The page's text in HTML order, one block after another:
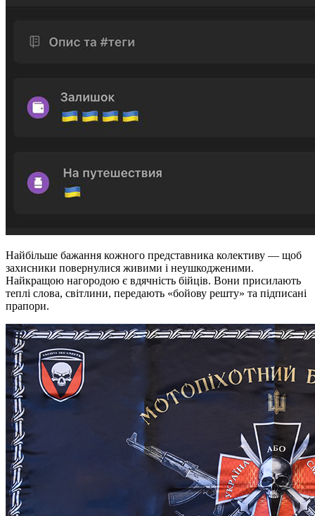
Найбільше бажання кожного представника колективу — щоб
захисники повернулися живими і неушкодженими.
Найкращою нагородою є вдячність бійців. Вони присилають
теплі слова, світлини, передають «бойову решту» та підписані
прапори.